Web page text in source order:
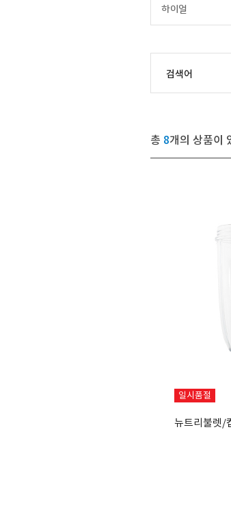
하이얼
검색어
총 8개의 상품이
일시품절
뉴트리불렛/